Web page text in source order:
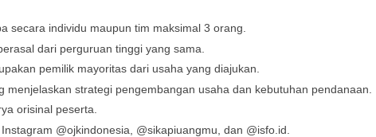
secara individu maupun tim maksimal 3 orang.
dari perguruan tinggi yang sama.
pemilik mayoritas dari usaha yang diajukan.
menjelaskan strategi pengembangan usaha dan kebutuhan pendanaan.
orisinal peserta.
@ojkindonesia, @sikapiuangmu, dan @isfo.id.